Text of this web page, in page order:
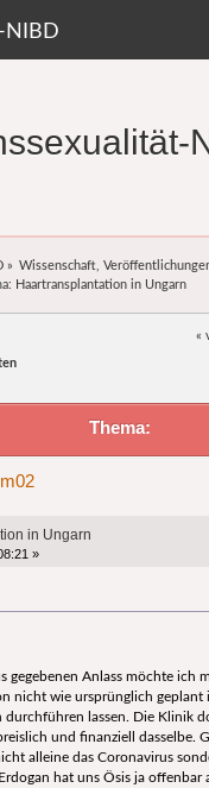
NIBD
» Wissenschaft,
Haartransplantation in Ungarn
«
Thema:
in Ungarn
in Ungarn
»
gegebenen Anlass möchte ich
nicht wie ursprünglich geplant
durchführen lassen. Die Klinik
und finanziell dasselbe.
alleine das Coronavirus
hat uns Ösis ja offenbar